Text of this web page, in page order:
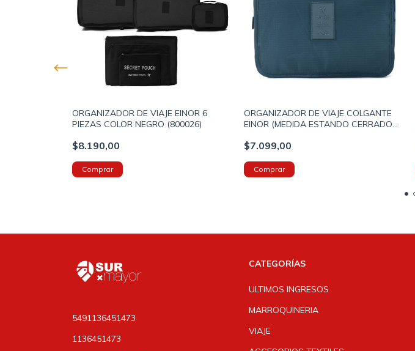
ORGANIZADOR DE VIAJE EINOR 6
PIEZAS COLOR NEGRO (800026)
$8.190,00
ORGANIZADOR DE VIAJE COLGANTE
EINOR (MEDIDA ESTANDO CERRADO
$7.099,00
5491136451473
1136451473
CATEGORÍAS
ULTIMOS INGRESOS
MARROQUINERIA
VIAJE